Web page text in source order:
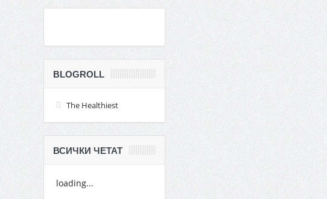
BLOGROLL
The Healthiest
ВСИЧКИ ЧЕТАТ
loading...